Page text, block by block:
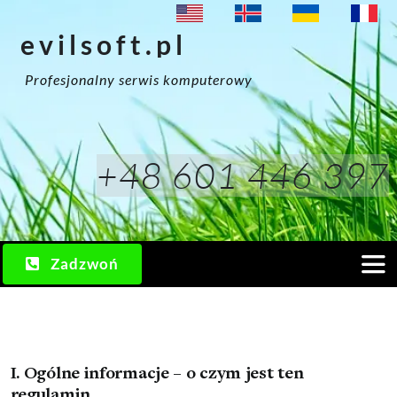
evilsoft.pl
Profesjonalny serwis komputerowy
+48 601 446 397
Zadzwoń
I. Ogólne informacje – o czym jest ten